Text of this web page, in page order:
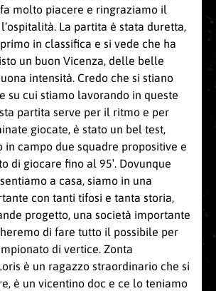
molto piacere e ringraziamo il
La partita è stata duretta,
in classifica e si vede che ha
un buon Vicenza, delle belle
intensità. Credo che si stiano
su cui stiamo lavorando in queste
partita serve per il ritmo e per
giocate, è stato un bel test,
in campo due squadre propositive e
di giocare fino al 95′. Dovunque
a casa, siamo in una
con tanti tifosi e tanta storia,
progetto, una società importante
di fare tutto il possibile per
di vertice. Zonta
è un ragazzo straordinario che si
è un vicentino doc e ce lo teniamo